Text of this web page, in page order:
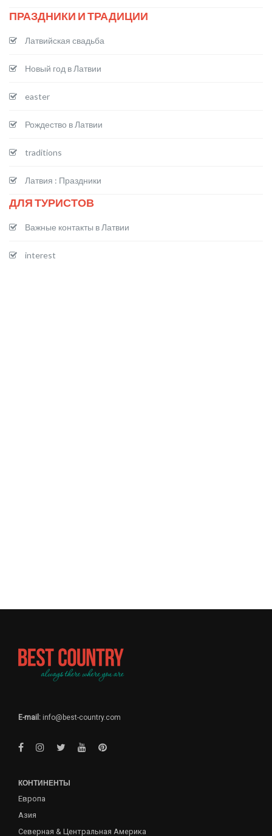
ПРАЗДНИКИ И ТРАДИЦИИ
Латвийская свадьба
Новый год в Латвии
easter
Рождество в Латвии
traditions
Латвия : Праздники
ДЛЯ ТУРИСТОВ
Важные контакты в Латвии
interest
E-mail: info@best-country.com
КОНТИНЕНТЫ
Европа
Азия
Северная & Центральная Америка